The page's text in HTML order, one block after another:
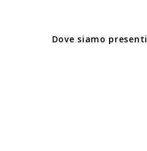
Dove siamo presenti